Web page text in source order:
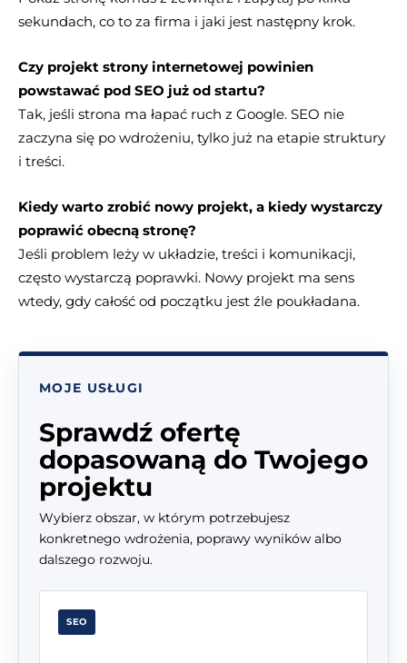
sekundach, co to za firma i jaki jest następny krok.
Czy projekt strony internetowej powinien
powstawać pod SEO już od startu?
Tak, jeśli strona ma łapać ruch z Google. SEO nie
zaczyna się po wdrożeniu, tylko już na etapie struktury
i treści.
Kiedy warto zrobić nowy projekt, a kiedy wystarczy
poprawić obecną stronę?
Jeśli problem leży w układzie, treści i komunikacji,
często wystarczą poprawki. Nowy projekt ma sens
wtedy, gdy całość od początku jest źle poukładana.
MOJE USŁUGI
Sprawdź ofertę
dopasowaną do Twojego
projektu
Wybierz obszar, w którym potrzebujesz
konkretnego wdrożenia, poprawy wyników albo
dalszego rozwoju.
SEO